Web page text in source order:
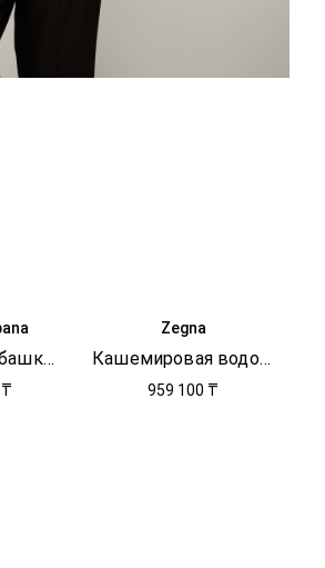
Шерстяная рубашка с логотипом
Zegna
Кашемировая водолазка
959 100 ₸